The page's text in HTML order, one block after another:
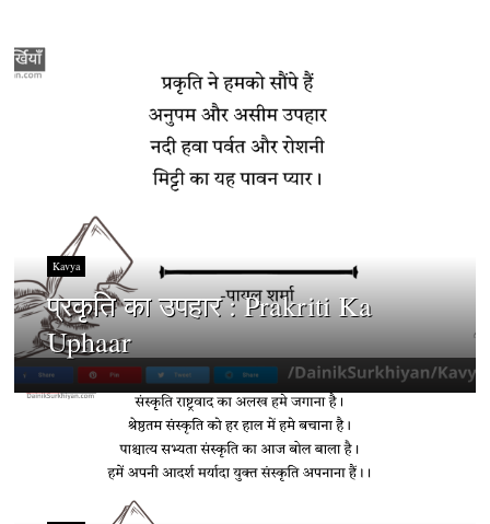
Kavya
प्रकृति का उपहार : Prakriti Ka
Uphaar